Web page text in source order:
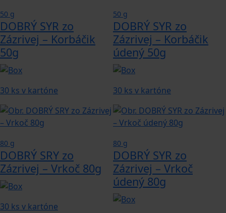
50 g
DOBRÝ SYR zo
Zázrivej – Korbáčik
50g
30 ks v kartóne
50 g
DOBRÝ SYR zo
Zázrivej – Korbáčik
údený 50g
30 ks v kartóne
80 g
DOBRÝ SRY zo
Zázrivej – Vrkoč 80g
30 ks v kartóne
80 g
DOBRÝ SYR zo
Zázrivej – Vrkoč
údený 80g